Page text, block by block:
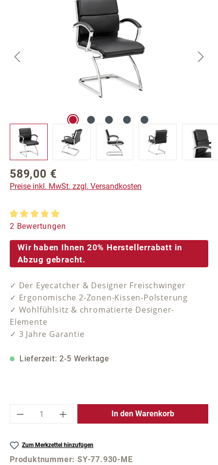
Regulärer Preis:
589,00 €
Preise inkl. MwSt. zzgl. Versandkosten
Durchschnittliche Bewertung von 5 von 5 Sternen
2 Bewertungen
Wir haben Ihnen 20% Herstellerrabatt in
Abzug gebracht.
✓ Der Eyecatcher & Designer Freischwinger
✓ Ergonomische 2-Zonen-Kissen-Polsterung
✓ Wohlfühlsitz & chromatierte Designer-
Elemente
✓ 3 Jahre Garantie
Lieferzeit: 2-5 Werktage
Produkt Anzahl: Gib den gewünschten
In den Warenkorb
Zum Merkzettel hinzufügen
Produktnummer:SY-77.930-ME